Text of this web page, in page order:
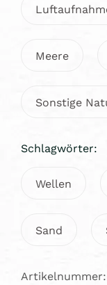
Meere
Sonstige
Schlagwörter:
Wellen
Sand